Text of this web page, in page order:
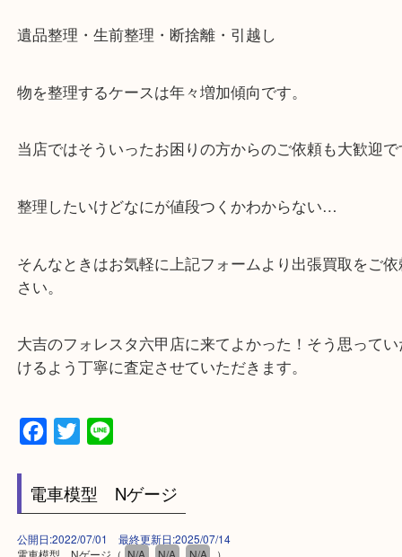
☆当店の特徴☆
・神戸市灘区,神戸市東灘区,西宮,神戸市北区,西宮,
で顧客満足度No1を目指しております買取専門店
大歓迎です！
「フォレスタ」のB1に店舗がございます。
⇒駅を降りて直ぐのフォレスタの入り口はB1とな
・解放感ある店内でゆったりお過ごしいただけます